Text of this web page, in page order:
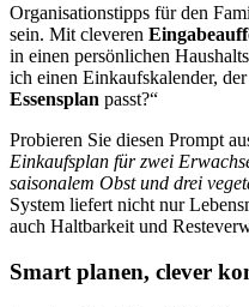
Organisationstipps für den
sein. Mit cleveren
in einen persönlichen
ich einen Einkaufskalender,
Essensplan passt?“
Probieren Sie diesen Prompt
Einkaufsplan für zwei
saisonalem Obst und drei
System liefert nicht nur
auch Haltbarkeit und
Smart planen, clever